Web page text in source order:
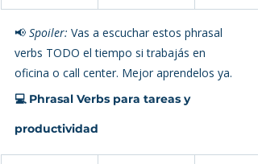
📢 Spoiler: Vas a escuchar estos phrasal
verbs TODO el tiempo si trabajás en
oficina o call center. Mejor aprendelos ya.
💻 Phrasal Verbs para tareas y
productividad